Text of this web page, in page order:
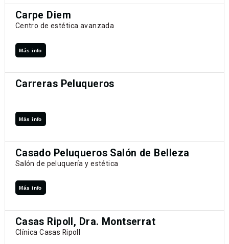
Carpe Diem
Centro de estética avanzada
Más info
Carreras Peluqueros
Más info
Casado Peluqueros Salón de Belleza
Salón de peluquería y estética
Más info
Casas Ripoll, Dra. Montserrat
Clínica Casas Ripoll